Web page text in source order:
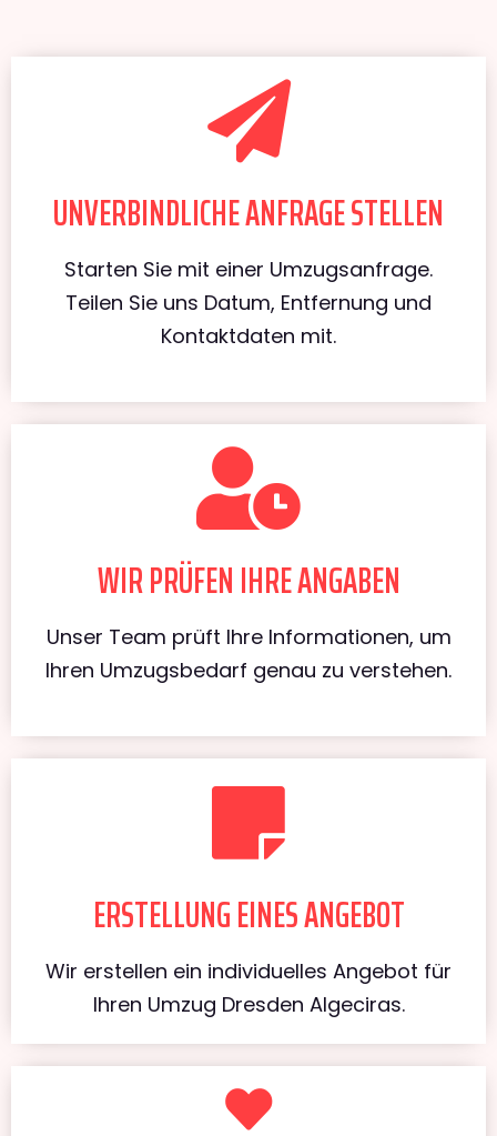
UNVERBINDLICHE ANFRAGE STELLEN
Starten Sie mit einer Umzugsanfrage.
Teilen Sie uns Datum, Entfernung und
Kontaktdaten mit.
WIR PRÜFEN IHRE ANGABEN
Unser Team prüft Ihre Informationen, um
Ihren Umzugsbedarf genau zu verstehen.
ERSTELLUNG EINES ANGEBOT
Wir erstellen ein individuelles Angebot für
Ihren Umzug Dresden Algeciras.